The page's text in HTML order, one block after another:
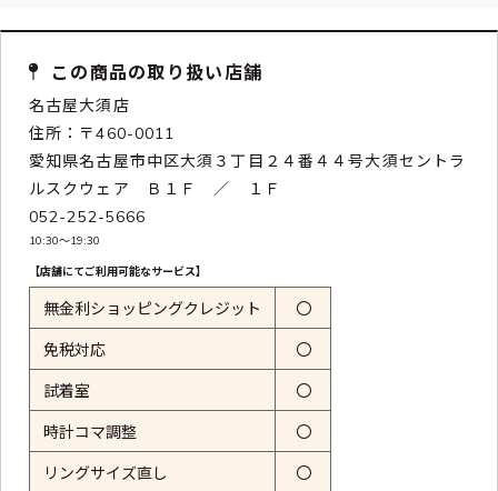
この商品の取り扱い店舗
名古屋大須店
住所：〒460-0011
愛知県名古屋市中区大須３丁目２４番４４号大須セントラ
ルスクウェア Ｂ１Ｆ ／ １Ｆ
052-252-5666
10:30〜19:30
【店舗にてご利用可能なサービス】
無金利ショッピングクレジット 〇
免税対応 〇
試着室 〇
時計コマ調整 〇
リングサイズ直し 〇